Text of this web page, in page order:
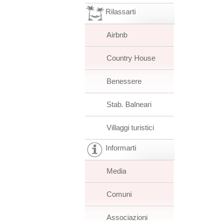
Rilassarti
Airbnb
Country House
Benessere
Stab. Balneari
Villaggi turistici
Informarti
Media
Comuni
Associazioni